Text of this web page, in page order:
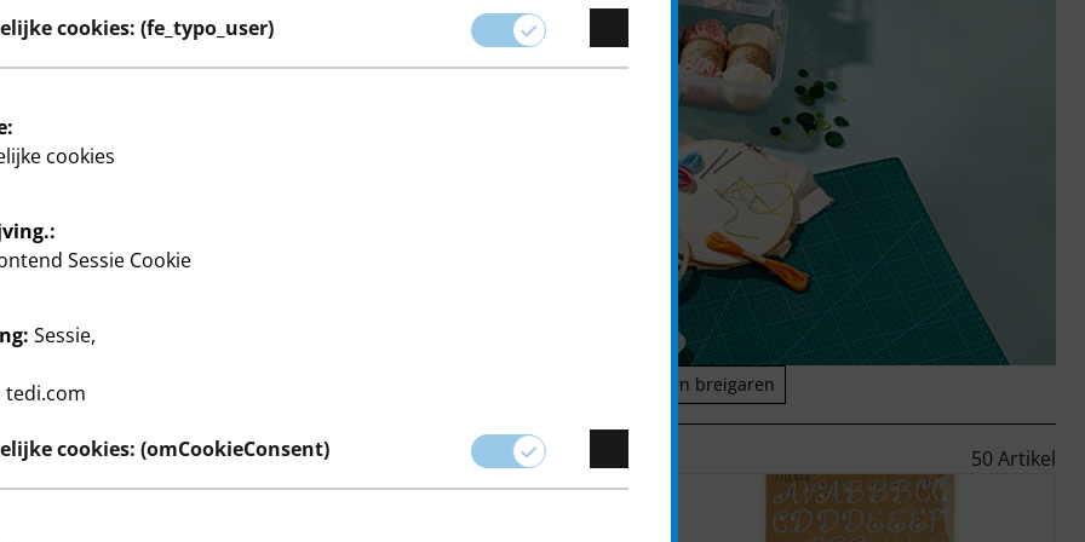
materialen en
het realiseren van je
zijn ontworpen
Maalbenodigdheden Wol en breigaren
50 Artikel
cookies: (fe_typo_user)
cookies
Sessie Cookie
Sessie,
tedi.com
cookies: (omCookieConsent)